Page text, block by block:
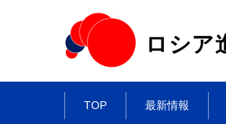
ロシア
TOP 最新情報